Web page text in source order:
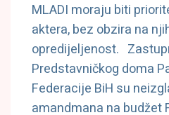
MLADI moraju biti
aktera, bez obzira na
opredijeljenost.
Predstavničkog doma
Federacije BiH su
amandmana na budžet